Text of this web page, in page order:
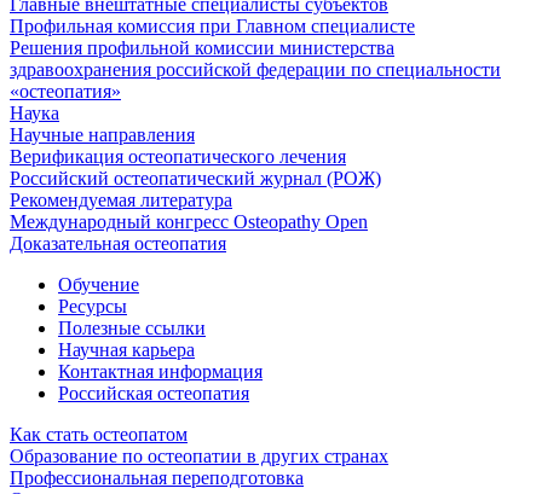
Главные внештатные специалисты субъектов
Профильная комиссия при Главном специалисте
Решения профильной комиссии министерства
здравоохранения российской федерации по специальности
«остеопатия»
Наука
Научные направления
Верификация остеопатического лечения
Российский остеопатический журнал (РОЖ)
Рекомендуемая литература
Международный конгресс Osteopathy Open
Доказательная остеопатия
Обучение
Ресурсы
Полезные ссылки
Научная карьера
Контактная информация
Российская остеопатия
Как стать остеопатом
Образование по остеопатии в других странах
Профессиональная переподготовка